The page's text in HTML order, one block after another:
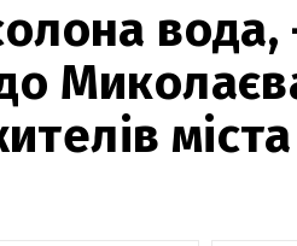
вода,
міста